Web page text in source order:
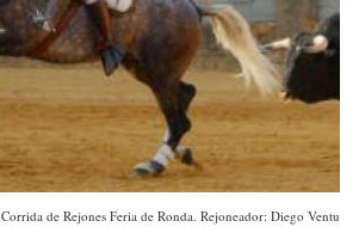
Corrida de Rejones Feria de Ronda. Rejoneador: Diego